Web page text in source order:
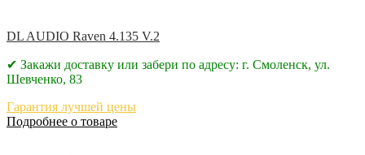
DL AUDIO Raven 4.135 V.2
✔ Закажи доставку или забери по адресу: г. Смоленск, ул.
Шевченко, 83
Гарантия лучшей цены
Подробнее о товаре